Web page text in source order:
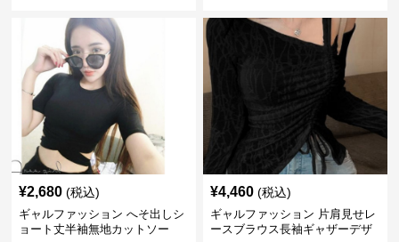
¥2,680 (税込)
ギャルファッション へそ出しシ
ョート丈半袖無地カットソー
¥4,460 (税込)
ギャルファッション 片肩見せレ
ースブラウス長袖ギャザーデザ